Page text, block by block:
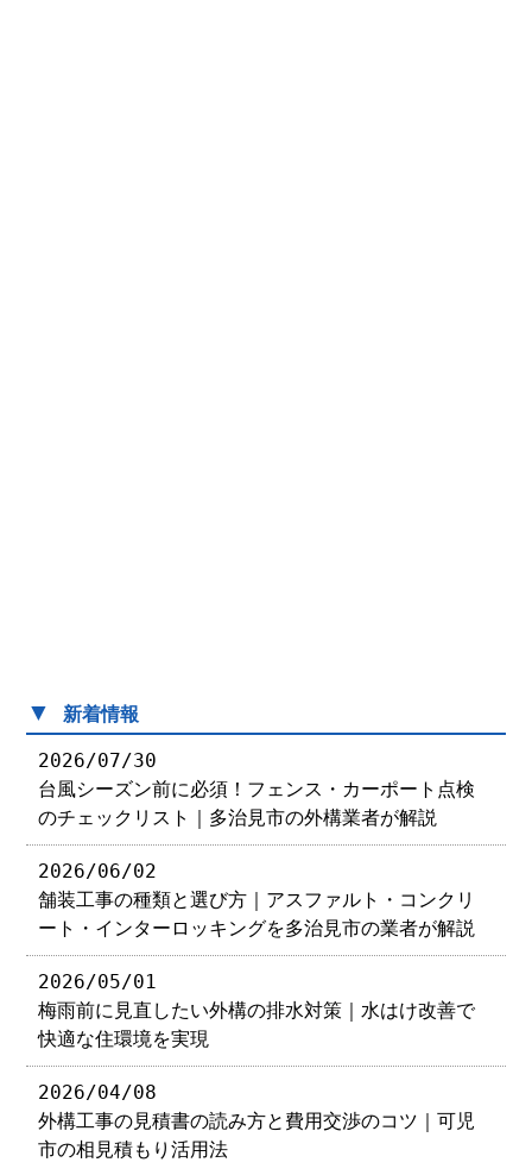
▼ 新着情報
2026/07/30
台風シーズン前に必須！フェンス・カーポート点検
のチェックリスト｜多治見市の外構業者が解説
2026/06/02
舗装工事の種類と選び方｜アスファルト・コンクリ
ート・インターロッキングを多治見市の業者が解説
2026/05/01
梅雨前に見直したい外構の排水対策｜水はけ改善で
快適な住環境を実現
2026/04/08
外構工事の見積書の読み方と費用交渉のコツ｜可児
市の相見積もり活用法